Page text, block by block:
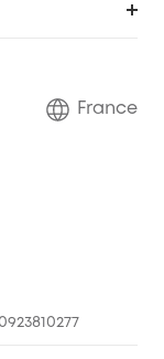
France